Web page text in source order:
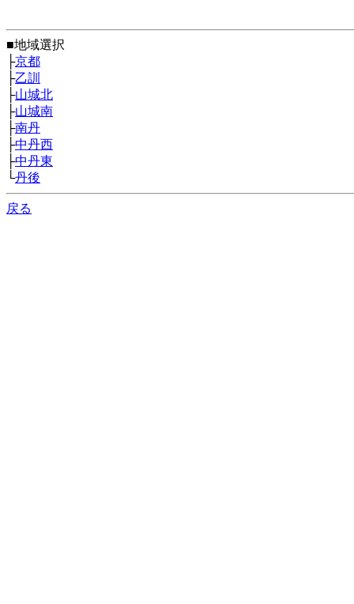
■地域選択
├京都
├乙訓
├山城北
├山城南
├南丹
├中丹西
├中丹東
└丹後
戻る